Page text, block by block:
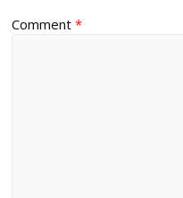
Comment*